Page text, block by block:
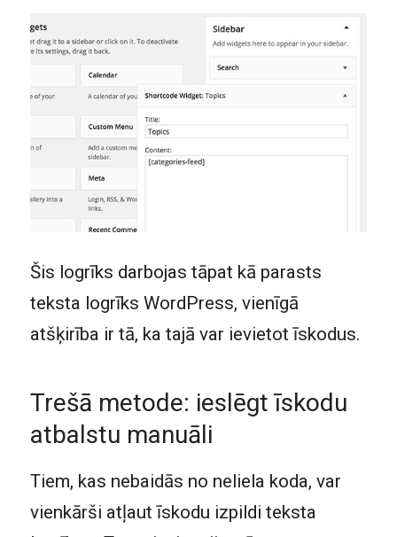
Šis logrīks darbojas tāpat kā parasts
teksta logrīks WordPress, vienīgā
atšķirība ir tā, ka tajā var ievietot īskodus.
Trešā metode: ieslēgt īskodu
atbalstu manuāli
Tiem, kas nebaidās no neliela koda, var
vienkārši atļaut īskodu izpildi teksta